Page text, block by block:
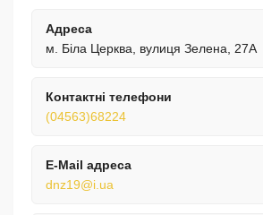
Адреса
м. Біла Церква, вулиця Зелена, 27А
Контактні телефони
(04563)68224
E-Mail адреса
dnz19@i.ua